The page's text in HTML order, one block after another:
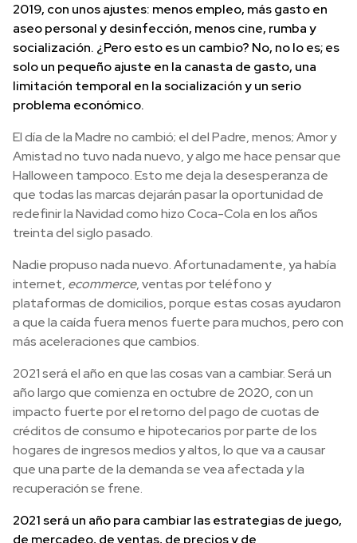
2019, con unos ajustes: menos empleo, más gasto en
aseo personal y desinfección, menos cine, rumba y
socialización. ¿Pero esto es un cambio? No, no lo es; es
solo un pequeño ajuste en la canasta de gasto, una
limitación temporal en la socialización y un serio
problema económico.
El día de la Madre no cambió; el del Padre, menos; Amor y
Amistad no tuvo nada nuevo, y algo me hace pensar que
Halloween tampoco. Esto me deja la desesperanza de
que todas las marcas dejarán pasar la oportunidad de
redefinir la Navidad como hizo Coca-Cola en los años
treinta del siglo pasado.
Nadie propuso nada nuevo. Afortunadamente, ya había
internet, ecommerce, ventas por teléfono y
plataformas de domicilios, porque estas cosas ayudaron
a que la caída fuera menos fuerte para muchos, pero con
más aceleraciones que cambios.
2021 será el año en que las cosas van a cambiar. Será un
año largo que comienza en octubre de 2020, con un
impacto fuerte por el retorno del pago de cuotas de
créditos de consumo e hipotecarios por parte de los
hogares de ingresos medios y altos, lo que va a causar
que una parte de la demanda se vea afectada y la
recuperación se frene.
2021 será un año para cambiar las estrategias de juego,